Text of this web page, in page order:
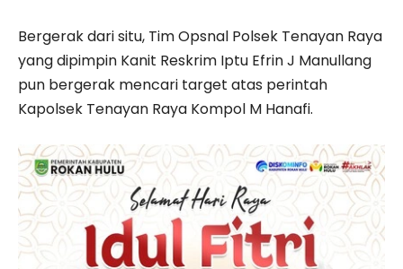
Bergerak dari situ, Tim Opsnal Polsek Tenayan Raya
yang dipimpin Kanit Reskrim Iptu Efrin J Manullang
pun bergerak mencari target atas perintah
Kapolsek Tenayan Raya Kompol M Hanafi.